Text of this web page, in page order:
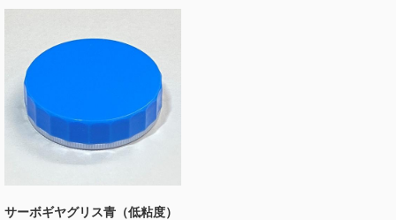
サーボギヤグリス青（低粘度）